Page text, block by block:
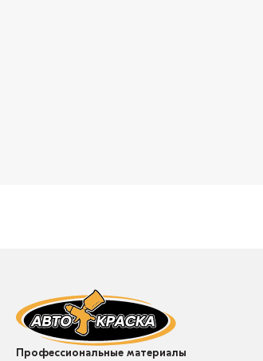
Профессиональные материалы